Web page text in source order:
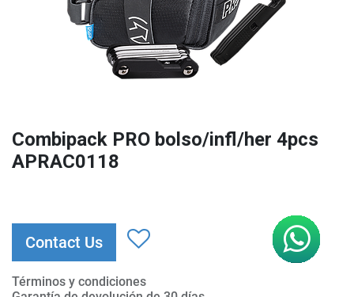
Combipack PRO bolso/infl/her 4pcs
APRAC0118
Contact Us
Términos y condiciones